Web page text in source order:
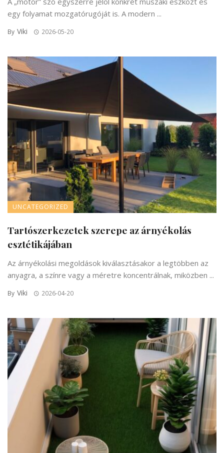
egy folyamat mozgatórugóját is. A modern ...
By Viki 2026-05-20
UNCATEGORIZED
Tartószerkezetek szerepe az árnyékolás
esztétikájában
Az árnyékolási megoldások kiválasztásakor a legtöbben az
anyagra, a színre vagy a méretre koncentrálnak, miközben ...
By Viki 2026-04-20